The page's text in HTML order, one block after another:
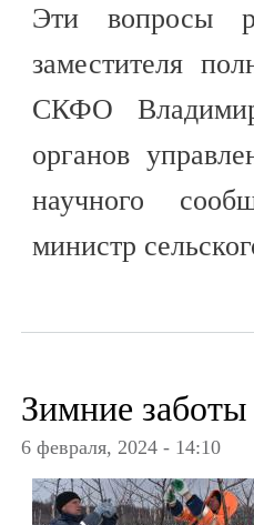
Эти вопросы
заместителя
СКФО
органов
научного
министр
Зимние заботы
6 февраля, 2024 - 14:10